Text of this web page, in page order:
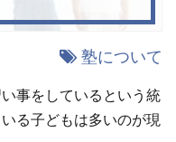
塾について
事をしているという統
る子どもは多いのが現